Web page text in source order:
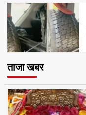
ताजा खबर